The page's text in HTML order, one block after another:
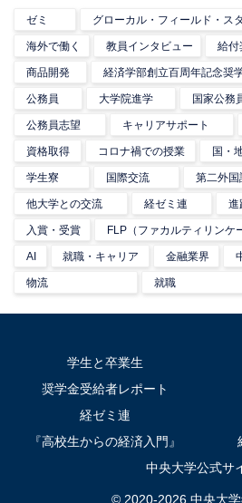
ゼミ グローカル・フィールド・ス
海外で働く 教員インタビュー 給付
商品開発 経済学部創立百周年記念奨
公務員 大学院進学 国家公務
公務員志望 キャリアサポート
資格取得 コロナ禍での授業 国・
学生寮 国際交流 第二外国
他大学との交流 経ゼミ連 進
入賞・受賞 FLP（ファカルティリンケ
AI 就職・キャリア 金融業界
物流 就職
学生と卒業生
奨学金受給者レポート
経ゼミ連
『高校生からの経済入門』
中央大学公式サ
© 2020-2026 中央大学